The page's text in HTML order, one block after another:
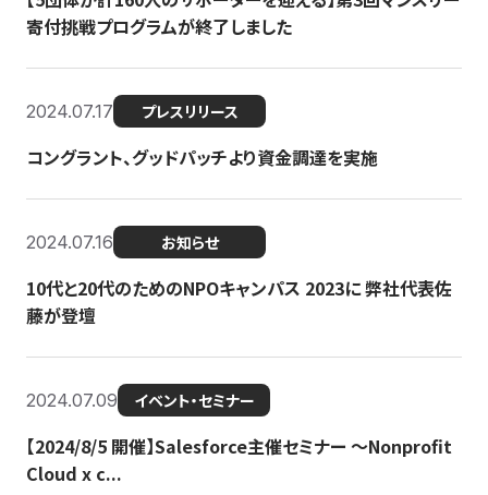
寄付挑戦プログラムが終了しました
2024.07.17 プレスリリース
コングラント、グッドパッチより資金調達を実施
2024.07.16 お知らせ
10代と20代のためのNPOキャンパス 2023に 弊社代表佐
藤が登壇
2024.07.09 イベント・セミナー
【2024/8/5 開催】Salesforce主催セミナー 〜Nonprofit
Cloud x c...